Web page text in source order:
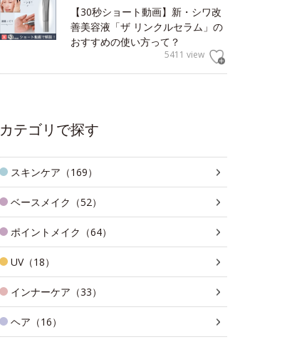
【30秒ショート動画】新・シワ改
善美容液「ザ リンクルセラム」の
おすすめの使い方って？
5411 view
カテゴリで探す
スキンケア（169）
ベースメイク（52）
ポイントメイク（64）
UV（18）
インナーケア（33）
ヘア（16）